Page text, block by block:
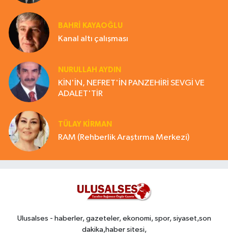
BAHRI KAYAOĞLU
Kanal altı çalışması
NURULLAH AYDIN
KİN'İN, NEFRET'İN PANZEHİRİ SEVGİ VE
ADALET'TİR
TÜLAY KİRMAN
RAM (Rehberlik Araştırma Merkezi)
Ulusalses - haberler, gazeteler, ekonomi, spor, siyaset,son
dakika,haber sitesi,